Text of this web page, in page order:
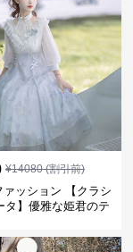
¥14080(割引前)
ァッション 【クラシ
タ】優雅な姫君のテ